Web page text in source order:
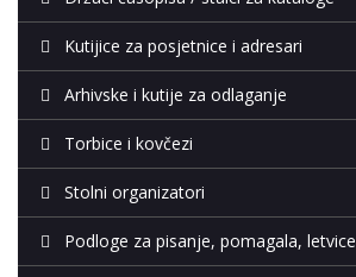
Kutijice za posjetnice i adresari
Arhivske i kutije za odlaganje
Torbice i kovčezi
Stolni organizatori
Podloge za pisanje, pomagala, letvice